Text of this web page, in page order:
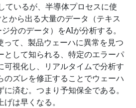
ているが、半導体プロセスに使
から出る大量のデータ（テキス
分のデータ）をAIが分析する。
って、製品ウェーハに異常を見つ
として知られる、特定のエラーパ
可視化し、リアルタイムで分析す
のズレを修正することでウェーハ
済む。つまり予知保全である。
は早くなる。